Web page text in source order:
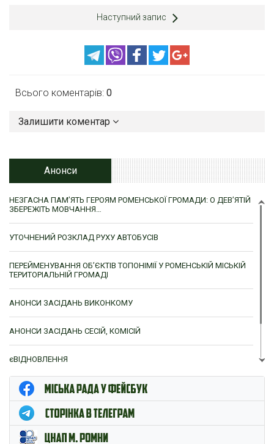
Наступний запис
Всього коментарів: 0
Залишити коментар
Анонси
НЕЗГАСНА ПАМ’ЯТЬ ГЕРОЯМ РОМЕНСЬКОЇ ГРОМАДИ: О ДЕВ’ЯТІЙ
ЗБЕРЕЖІТЬ МОВЧАННЯ…
УТОЧНЕНИЙ РОЗКЛАД РУХУ АВТОБУСІВ
ПЕРЕЙМЕНУВАННЯ ОБ’ЄКТІВ ТОПОНІМІЇ У РОМЕНСЬКІЙ МІСЬКІЙ
ТЕРИТОРІАЛЬНІЙ ГРОМАДІ
АНОНСИ ЗАСІДАНЬ ВИКОНКОМУ
АНОНСИ ЗАСІДАНЬ СЕСІЙ, КОМІСІЙ
єВІДНОВЛЕННЯ
ЦНАП м. Ромни